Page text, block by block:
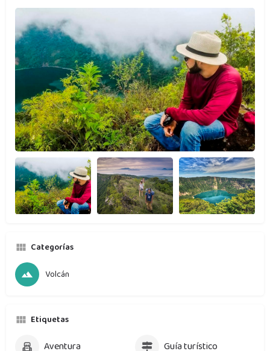
Categorías
Volcán
Etiquetas
Aventura Guía turístico